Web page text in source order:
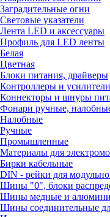
Заградительные огни
Световые указатели
Лента LED и аксессуары
Профиль для LED ленты
Белая
Цветная
Блоки питания, драйверы
Контроллеры и
Коннекторы и шнуры
Фонари ручные,
Налобные
Ручные
Промышленные
Материалы для
Бирки кабельные
DIN - рейки для
Шины "0", блоки
Шины медные и
Шины соединительные